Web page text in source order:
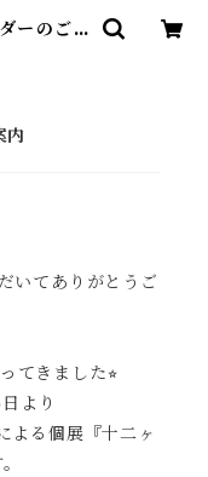
ーのご案
内
いてありがとうご
てきました⭐︎
より
よる個展『十二ヶ